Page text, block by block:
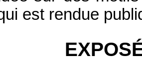
est rendue